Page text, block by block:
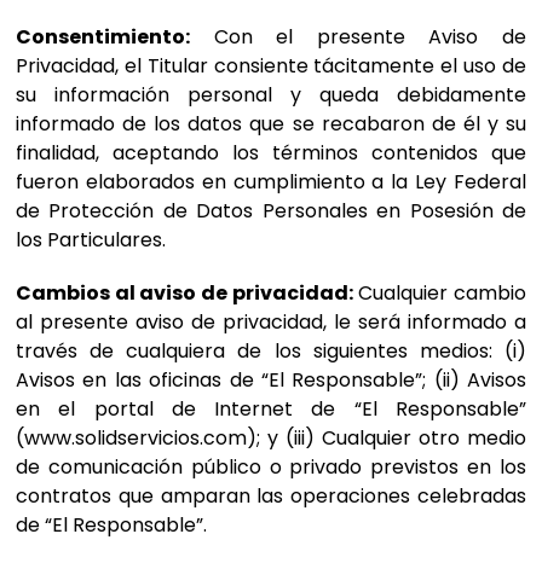
Consentimiento: Con el presente Aviso de
Privacidad, el Titular consiente tácitamente el uso de
su información personal y queda debidamente
informado de los datos que se recabaron de él y su
finalidad, aceptando los términos contenidos que
fueron elaborados en cumplimiento a la Ley Federal
de Protección de Datos Personales en Posesión de
los Particulares.
Cambios al aviso de privacidad:Cualquier cambio
al presente aviso de privacidad, le será informado a
través de cualquiera de los siguientes medios: (i)
Avisos en las oficinas de “El Responsable”; (ii) Avisos
en el portal de Internet de “El Responsable”
(www.solidservicios.com); y (iii) Cualquier otro medio
de comunicación público o privado previstos en los
contratos que amparan las operaciones celebradas
de “El Responsable”.